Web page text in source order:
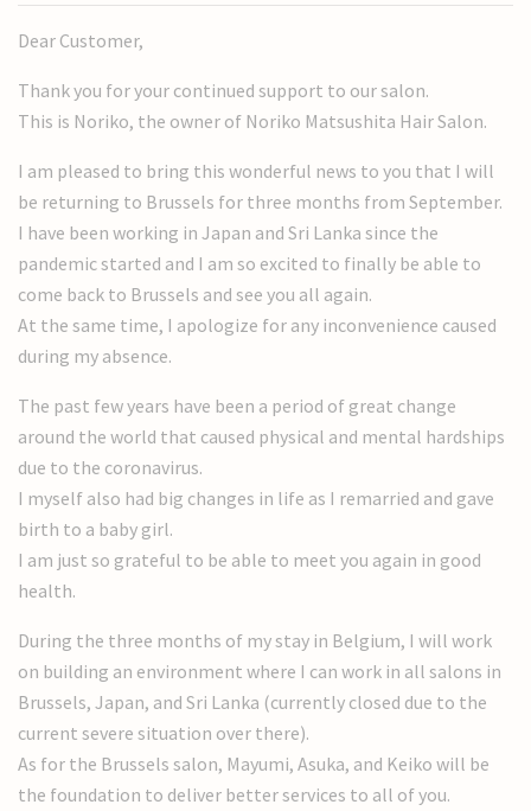
Dear Customer,
Thank you for your continued support to our salon.
This is Noriko, the owner of Noriko Matsushita Hair Salon.
I am pleased to bring this wonderful news to you that I will
be returning to Brussels for three months from September.
I have been working in Japan and Sri Lanka since the
pandemic started and I am so excited to finally be able to
come back to Brussels and see you all again.
At the same time, I apologize for any inconvenience caused
during my absence.
The past few years have been a period of great change
around the world that caused physical and mental hardships
due to the coronavirus.
I myself also had big changes in life as I remarried and gave
birth to a baby girl.
I am just so grateful to be able to meet you again in good
health.
During the three months of my stay in Belgium, I will work
on building an environment where I can work in all salons in
Brussels, Japan, and Sri Lanka (currently closed due to the
current severe situation over there).
As for the Brussels salon, Mayumi, Asuka, and Keiko will be
the foundation to deliver better services to all of you.